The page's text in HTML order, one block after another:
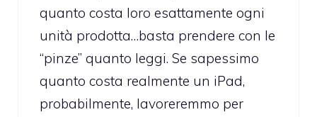
quanto costa loro esattamente ogni
unità prodotta…basta prendere con le
“pinze” quanto leggi. Se sapessimo
quanto costa realmente un iPad,
probabilmente, lavoreremmo per